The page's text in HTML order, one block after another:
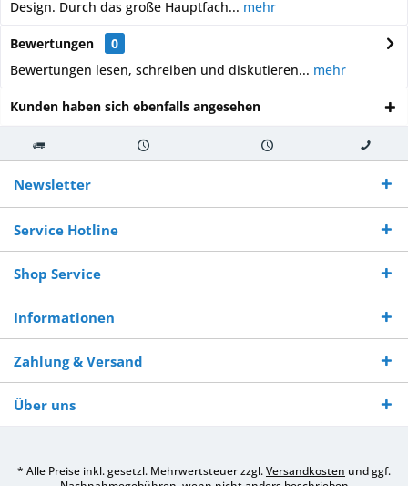
Design. Durch das große Hauptfach... mehr
Bewertungen
0
Bewertungen lesen, schreiben und diskutieren... mehr
Kunden haben sich ebenfalls angesehen
Kostenloser
Versand ab €
250,-
Versand innerhalb von Versand von So erreichen
Sie uns 0160
970 511 90
Newsletter
Service Hotline
Shop Service
Informationen
Zahlung & Versand
Über uns
* Alle Preise inkl. gesetzl. Mehrwertsteuer zzgl.Versandkosten und ggf.